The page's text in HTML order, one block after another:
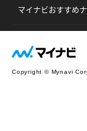
マイナビおすすめ
Copyright © Mynavi